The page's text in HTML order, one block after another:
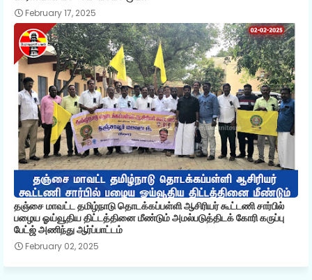
February 17, 2025
தஞ்சை மாவட்ட தமிழ்நாடு தொடக்கப்பள்ளி ஆசிரியர் கூட்டணி சார்பில்
பழைய ஓய்வூதிய திட்டத்தினை மீண்டும் அமல்படுத்திடக் கோரி கருப்பு
பேட்ஜ் அணிந்து ஆர்ப்பாட்டம்
February 02, 2025